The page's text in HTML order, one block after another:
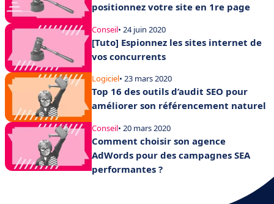
positionnez votre site en 1re page
Conseil• 24 juin 2020
[Tuto] Espionnez les sites internet de
vos concurrents
Logiciel• 23 mars 2020
Top 16 des outils d’audit SEO pour
améliorer son référencement naturel
Conseil• 20 mars 2020
Comment choisir son agence
AdWords pour des campagnes SEA
performantes ?